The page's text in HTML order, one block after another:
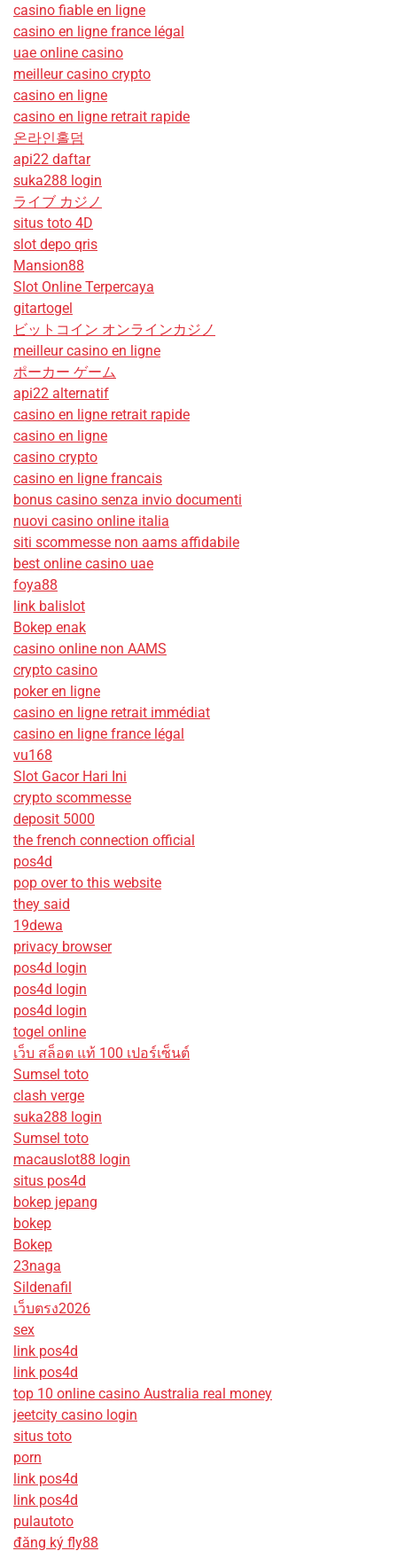
casino fiable en ligne
casino en ligne france légal
uae online casino
meilleur casino crypto
casino en ligne
casino en ligne retrait rapide
온라인홀덤
api22 daftar
suka288 login
ライブ カジノ
situs toto 4D
slot depo qris
Mansion88
Slot Online Terpercaya
gitartogel
ビットコイン オンラインカジノ
meilleur casino en ligne
ポーカー ゲーム
api22 alternatif
casino en ligne retrait rapide
casino en ligne
casino crypto
casino en ligne francais
bonus casino senza invio documenti
nuovi casino online italia
siti scommesse non aams affidabile
best online casino uae
foya88
link balislot
Bokep enak
casino online non AAMS
crypto casino
poker en ligne
casino en ligne retrait immédiat
casino en ligne france légal
vu168
Slot Gacor Hari Ini
crypto scommesse
deposit 5000
the french connection official
pos4d
pop over to this website
they said
19dewa
privacy browser
pos4d login
pos4d login
pos4d login
togel online
เว็บ สล็อต แท้ 100 เปอร์เซ็นต์
Sumsel toto
clash verge
suka288 login
Sumsel toto
macauslot88 login
situs pos4d
bokep jepang
bokep
Bokep
23naga
Sildenafil
เว็บตรง2026
sex
link pos4d
link pos4d
top 10 online casino Australia real money
jeetcity casino login
situs toto
porn
link pos4d
link pos4d
pulautoto
đăng ký fly88